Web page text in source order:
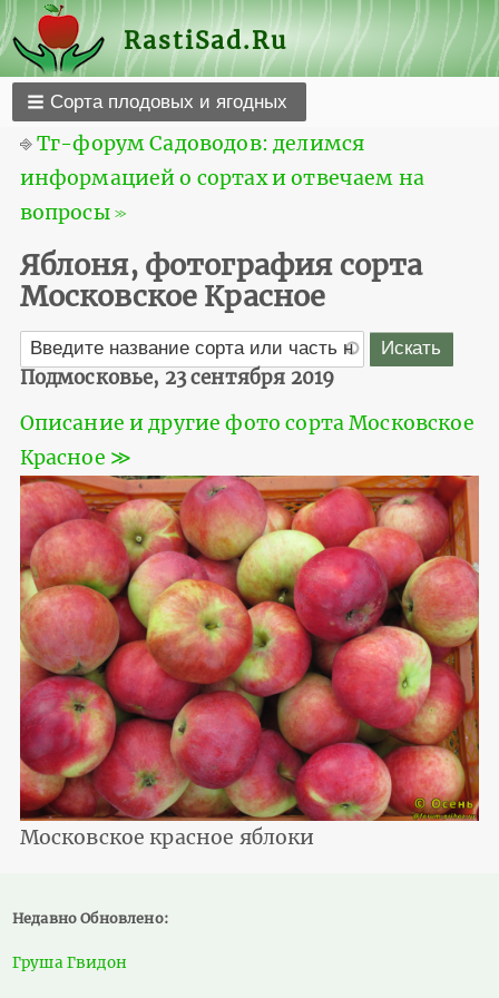
RastiSad.Ru
Сорта плодовых и ягодных
⎆Тг-форум Садоводов: делимся
информацией о сортах и отвечаем на
вопросы ≫
Яблоня, фотография сорта
Московское Красное
Подмосковье, 23 сентября 2019
Описание и другие фото сорта Московское
Красное ≫
Московское красное яблоки
Недавно Обновлено:
Груша Гвидон